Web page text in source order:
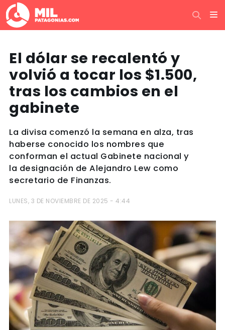
El dólar se recalentó y
volvió a tocar los $1.500,
tras los cambios en el
gabinete
La divisa comenzó la semana en alza, tras
haberse conocido los nombres que
conforman el actual Gabinete nacional y
la designación de Alejandro Lew como
secretario de Finanzas.
LUNES, 3 DE NOVIEMBRE DE 2025 - 4:44